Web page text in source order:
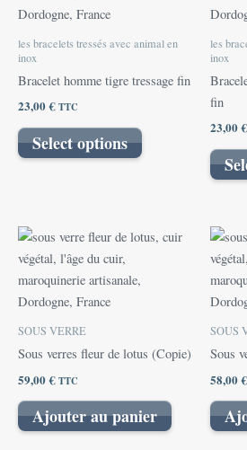
les bracelets tressés avec animal en
inox
Bracelet homme tigre tressage fin
23,00€TTC
Select options
options
choisies
les
inox
fin
23,00€
SOUS VERRE
Sous verres fleur de lotus (Copie)
59,00€TTC
Ajouter au panier
SOUS
Sous
58,00€